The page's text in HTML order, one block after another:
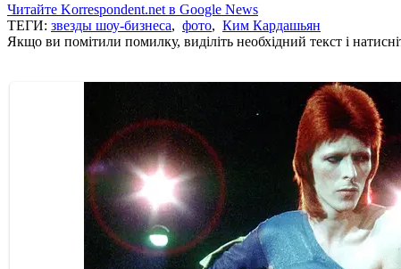
Читайте Korrespondent.net в Google News
ТЕГИ: звезды шоу-бизнеса, фото, Ким Кардашьян
Якщо ви помітили помилку, виділіть необхідний текст і